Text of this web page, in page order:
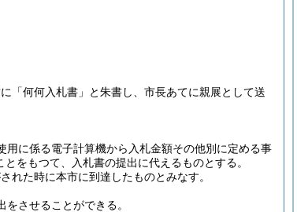
「何何入札書」と朱書し、市長あてに親展として送
に係る電子計算機から入札金額その他別に定める事
をもつて、入札書の提出に代えるものとする。
れた時に本市に到達したものとみなす。
させることができる。